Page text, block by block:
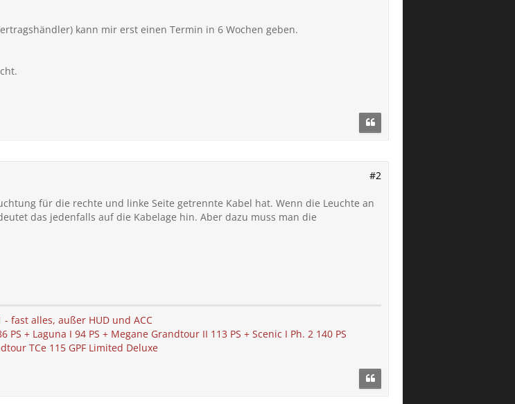
kann mir erst einen Termin in 6 Wochen geben.
#2
für die rechte und linke Seite getrennte Kabel hat. Wenn die Leuchte an
das jedenfalls auf die Kabelage hin. Aber dazu muss man die
- fast alles, außer HUD und ACC
+ Laguna I 94 PS + Megane Grandtour II 113 PS + Scenic I Ph. 2 140 PS
TCe 115 GPF Limited Deluxe